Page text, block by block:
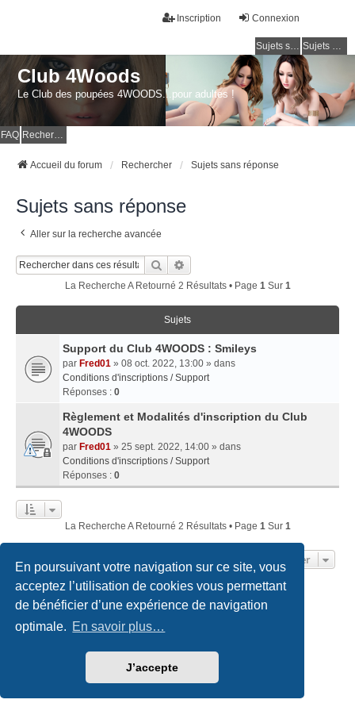
En poursuivant votre navigation sur ce site, vous
acceptez l’utilisation de cookies vous permettant
de bénéficier d’une expérience de navigation
optimale. En savoir plus…
J’accepte
Connexion
Inscription
Sujets sans réponse Sujets actifs
Club 4Woods
Le Club des poupées 4WOODS...pour adultes !
FAQ
Accueil du forum Rechercher Sujets sans réponse
Sujets sans réponse
Aller sur la recherche avancée
Rechercher
La Recherche A Retourné 2 Résultats • Page 1 Sur 1
Sujets
Support du Club 4WOODS : Smileys
par Fred01 » 08 oct. 2022, 13:00 » dans
Conditions d'inscriptions / Support
Réponses : 0
Règlement et Modalités d'inscription du Club
4WOODS
par Fred01 » 25 sept. 2022, 14:00 » dans
Conditions d'inscriptions / Support
Réponses : 0
La Recherche A Retourné 2 Résultats • Page 1 Sur 1
Aller
Accueil du forum Nous contacter
Traduction française officielle©Qiaeru
created by INVENTEA & v12mike
Conditions